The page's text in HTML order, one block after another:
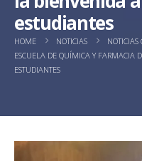
estudiantes
HOME NOTICIAS
NOTICIAS
ESCUELA DE QUÍMICA Y FARMACIA
ESTUDIANTES